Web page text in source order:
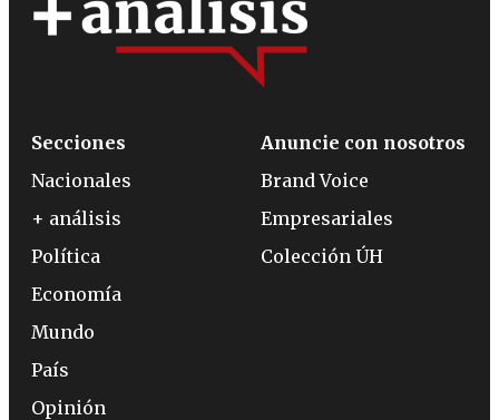
Secciones
Nacionales
+ análisis
Política
Economía
Mundo
País
Opinión
Anuncie con nosotros
Brand Voice
Empresariales
Colección ÚH